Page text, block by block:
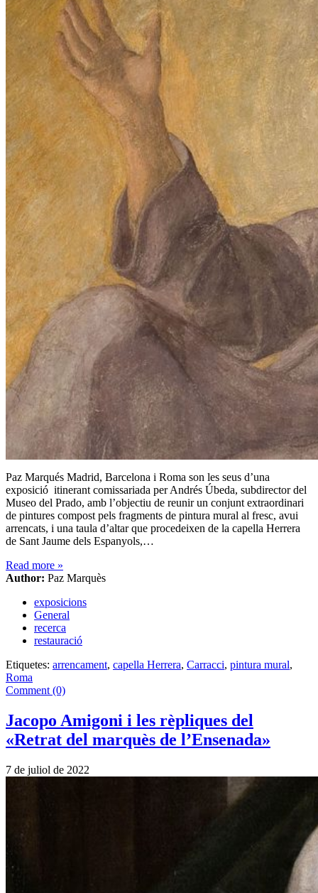
Paz Marqués Madrid, Barcelona i Roma son les seus d’una
exposició itinerant comissariada per Andrés Úbeda, subdirector del
Museo del Prado, amb l’objectiu de reunir un conjunt extraordinari
de pintures compost pels fragments de pintura mural al fresc, avui
arrencats, i una taula d’altar que procedeixen de la capella Herrera
de Sant Jaume dels Espanyols,…
Read more »
Author: Paz Marquès
exposicions
General
recerca
restauració
Etiquetes: arrencament, capella Herrera, Carracci, pintura mural,
Roma
Comment (0)
Jacopo Amigoni i les rèpliques del
«Retrat del marquès de l’Ensenada»
7 de juliol de 2022